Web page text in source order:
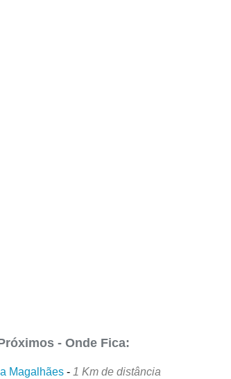
- Onde Fica:
Magalhães - 1 Km de distância